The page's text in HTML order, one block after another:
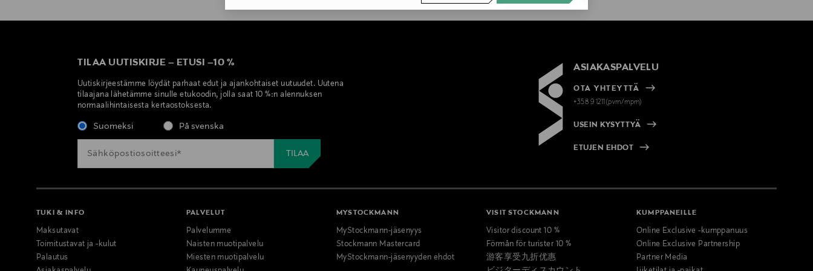
TILAA UUTISKIRJE – ETUSI –10 %
Uutiskirjeestämme löydät parhaat edut ja ajankohtaiset uutuudet. Uutena
tilaajana lähetämme sinulle etukoodin, jolla saat 10 %:n alennuksen
normaalihintaisesta kertaostoksesta.
Suomeksi På svenska
ASIAKASPALVELU
OTA YHTEYTTÄ
+358 9 1211(pvm/mpm)
USEIN KYSYTTYÄ
ETUJEN EHDOT
TUKI & INFO
Maksutavat
Toimitustavat ja -kulut
Palautus
PALVELUT
Palvelumme
Naisten muotipalvelu
Miesten muotipalvelu
MYSTOCKMANN
MyStockmann-jäsenyys
Stockmann Mastercard
MyStockmann-jäsenyyden ehdot
VISIT STOCKMANN
Visitor discount 10 %
Förmån för turister 10 %
游客享受九折优惠
KUMPPANEILLE
Online Exclusive -kumppanuus
Online Exclusive Partnership
Partner Media